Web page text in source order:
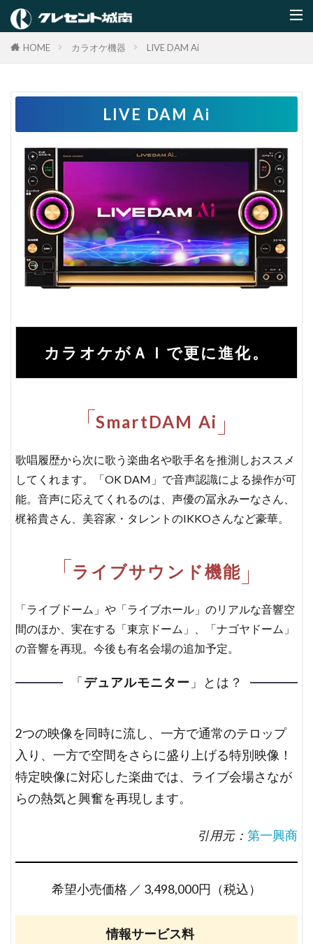
HOME カラオケ機器 LIVE DAM Ai
LIVE DAM Ai
カラオケがＡＩで更に進化。
SmartDAM Ai
歌唱履歴から次に歌う楽曲名や歌手名を推測しおススメ
してくれます。「OK DAM」で音声認識による操作が可
能。音声に応えてくれるのは、声優の冨永みーなさん、
梶裕貴さん、美容家・タレントのIKKOさんなど豪華。
ライブサウンド機能
「ライブドーム」や「ライブホール」のリアルな音響空
間のほか、実在する「東京ドーム」、「ナゴヤドーム」
の音響を再現。今後も有名会場の追加予定。
「 デュアルモニター 」とは？
2つの映像を同時に流し、一方で通常のテロップ
入り、一方で空間をさらに盛り上げる特別映像！
特定映像に対応した楽曲では、ライブ会場さなが
らの熱気と興奮を再現します。
引用元： 第一興商
希望小売価格 ／ 3,498,000円（税込）
情報サービス料